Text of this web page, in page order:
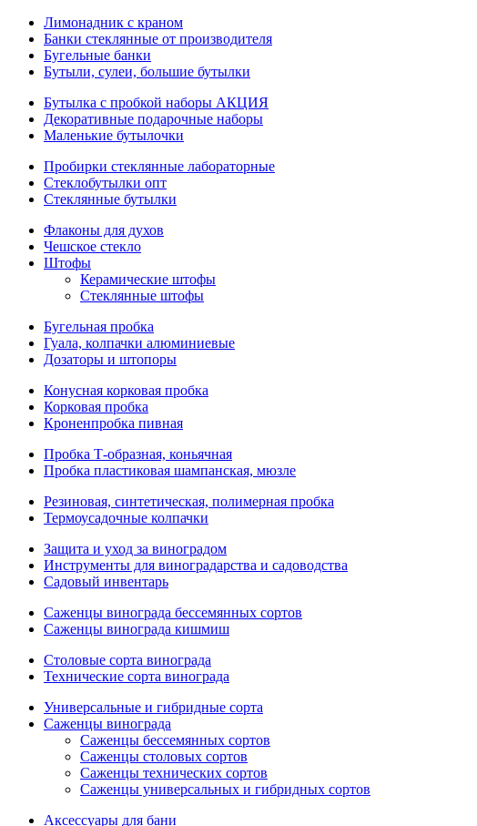
Лимонадник с краном
Банки стеклянные от производителя
Бугельные банки
Бутыли, сулеи, большие бутылки
Бутылка с пробкой наборы АКЦИЯ
Декоративные подарочные наборы
Маленькие бутылочки
Пробирки стеклянные лабораторные
Стеклобутылки опт
Стеклянные бутылки
Флаконы для духов
Чешское стекло
Штофы
Керамические штофы
Стеклянные штофы
Бугельная пробка
Гуала, колпачки алюминиевые
Дозаторы и штопоры
Конусная корковая пробка
Корковая пробка
Кроненпробка пивная
Пробка Т-образная, коньячная
Пробка пластиковая шампанская, мюзле
Резиновая, синтетическая, полимерная пробка
Термоусадочные колпачки
Защита и уход за виноградом
Инструменты для виноградарства и садоводства
Садовый инвентарь
Саженцы винограда бессемянных сортов
Саженцы винограда кишмиш
Столовые сорта винограда
Технические сорта винограда
Универсальные и гибридные сорта
Саженцы винограда
Саженцы бессемянных сортов
Саженцы столовых сортов
Саженцы технических сортов
Саженцы универсальных и гибридных сортов
Аксессуары для бани